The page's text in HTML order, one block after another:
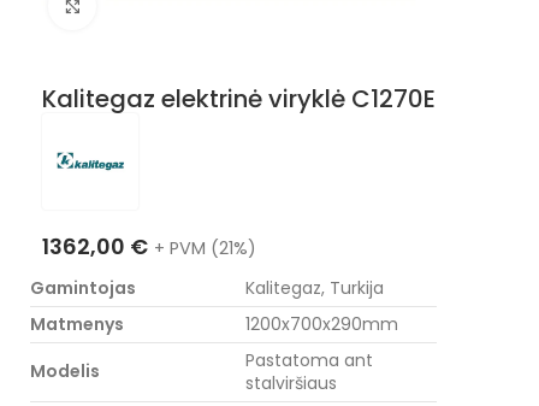
Kalitegaz elektrinė viryklė C1270E
1362,00 € + PVM (21%)
Gamintojas
Kalitegaz, Turkija
Matmenys
1200x700x290mm
Modelis
Pastatoma ant
stalviršiaus